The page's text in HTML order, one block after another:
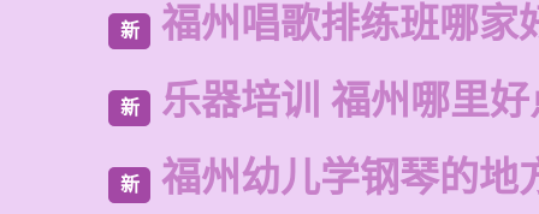
新 福州唱歌排练班哪家
新 乐器培训 福州哪里
新 福州幼儿学钢琴的地